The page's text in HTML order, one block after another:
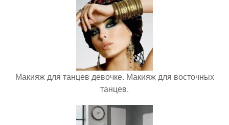
Макияж для танцев девочке. Макияж для восточных
танцев.